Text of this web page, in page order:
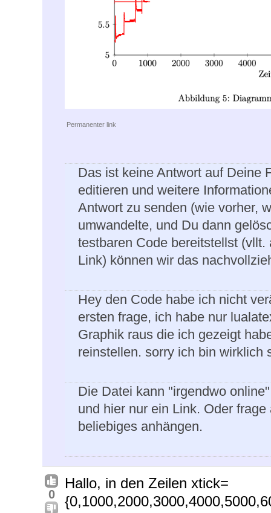
Permanenter link
Das ist keine Antwort auf Deine
editieren und weitere
Antwort zu senden (wie vorher,
umwandelte, und Du dann
testbaren Code bereitstellst
Link) können wir das
Hey den Code habe ich nicht
ersten frage, ich habe nur
Graphik raus die ich gezeigt
reinstellen. sorry ich bin wirklich
Die Datei kann "irgendwo
und hier nur ein Link. Oder
beliebiges anhängen.
0
Hallo, in den Zeilen xtick=